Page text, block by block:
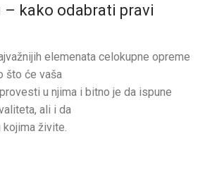
– kako odabrati pravi
elemenata celokupne opreme
što će vaša
u njima i bitno je da ispune
ali i da
živite.